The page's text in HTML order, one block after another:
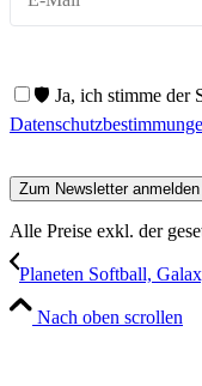
🛡️ Ja, ich stimme der
Alle Preise exkl. der
Planeten Softball,
Nach oben scrollen